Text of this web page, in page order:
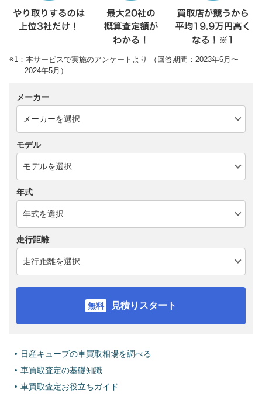
※1：本サービスで実施のアンケートより （回答期間：2023年6月〜
2024年5月）
メーカー
モデル
年式
走行距離
見積りスタート
日産キューブの車買取相場を調べる
車買取査定の基礎知識
車買取査定お役立ちガイド